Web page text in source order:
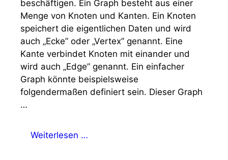
beschäftigen. Ein Graph besteht aus einer
Menge von Knoten und Kanten. Ein Knoten
speichert die eigentlichen Daten und wird
auch „Ecke” oder „Vertex” genannt. Eine
Kante verbindet Knoten mit einander und
wird auch „Edge” genannt. Ein einfacher
Graph könnte beispielsweise
folgendermaßen definiert sein. Dieser Graph
…
Weiterlesen …